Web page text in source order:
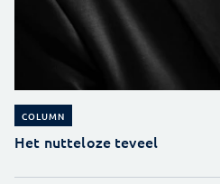
COLUMN
Het nutteloze teveel